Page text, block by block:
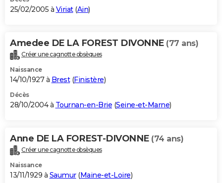
25/02/2005 à Viriat(Ain)
Amedee DE LA FOREST DIVONNE (77 ans)
Créer une cagnotte obsèques
Naissance
14/10/1927 à Brest(Finistère)
Décès
28/10/2004 à Tournan-en-Brie (Seine-et-Marne)
Anne DE LA FOREST-DIVONNE (74 ans)
Créer une cagnotte obsèques
Naissance
13/11/1929 à Saumur(Maine-et-Loire)